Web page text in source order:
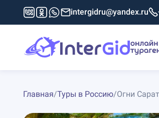
intergidru@yandex.ru
Главная/Туры в Россию/Огни